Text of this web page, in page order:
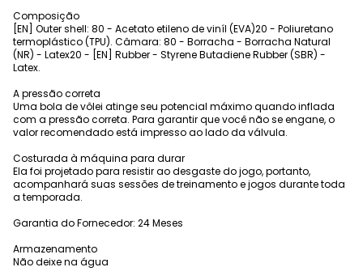
Composição
[EN] Outer shell: 80 - Acetato etileno de viníl (EVA)20 - Poliuretano
termoplástico (TPU). Câmara: 80 - Borracha - Borracha Natural
(NR) - Latex20 - [EN] Rubber - Styrene Butadiene Rubber (SBR) -
Latex.
A pressão correta
Uma bola de vôlei atinge seu potencial máximo quando inflada
com a pressão correta. Para garantir que você não se engane, o
valor recomendado está impresso ao lado da válvula.
Costurada à máquina para durar
Ela foi projetado para resistir ao desgaste do jogo, portanto,
acompanhará suas sessões de treinamento e jogos durante toda
a temporada.
Garantia do Fornecedor: 24 Meses
Armazenamento
Não deixe na água